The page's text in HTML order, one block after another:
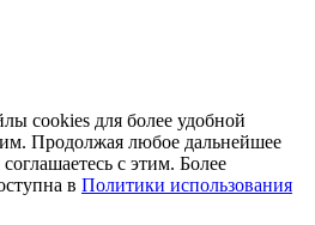
cookies для более удобной
Продолжая любое дальнейшее
с этим. Более
в Политики использования